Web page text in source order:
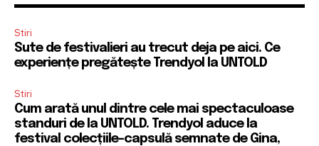
Stiri
Sute de festivalieri au trecut deja pe aici. Ce
experiențe pregătește Trendyol la UNTOLD
Stiri
Cum arată unul dintre cele mai spectaculoase
standuri de la UNTOLD. Trendyol aduce la
festival colecțiile-capsulă semnate de Gina,